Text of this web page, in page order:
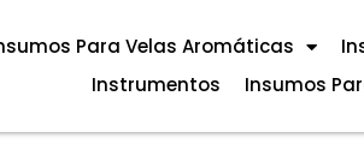
Para Velas Aromáticas
Instrumentos
Insumos